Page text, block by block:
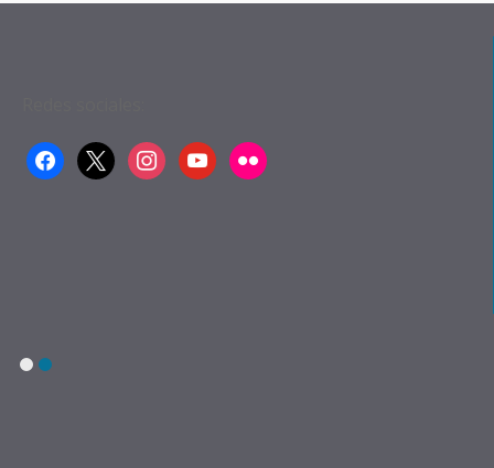
facebook
x instagramyoutubeflickr
1 2